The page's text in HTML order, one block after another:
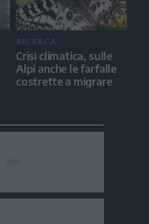
RICERCA
Crisi climatica, sulle
Alpi anche le farfalle
costrette a migrare